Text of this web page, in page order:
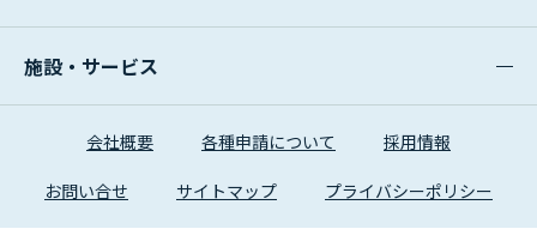
施設・サービス
会社概要 各種申請について 採用情報
お問い合せ サイトマップ プライバシーポリシー